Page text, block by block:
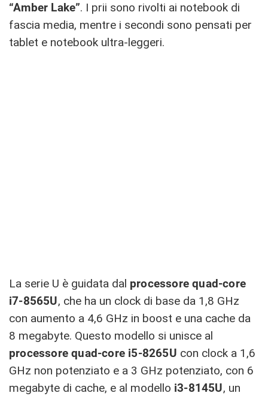
“Amber Lake”. I prii sono rivolti ai notebook di
fascia media, mentre i secondi sono pensati per
tablet e notebook ultra-leggeri.
La serie U è guidata dal processore quad-core
i7-8565U, che ha un clock di base da 1,8 GHz
con aumento a 4,6 GHz in boost e una cache da
8 megabyte. Questo modello si unisce al
processore quad-core i5-8265U con clock a 1,6
GHz non potenziato e a 3 GHz potenziato, con 6
megabyte di cache, e al modello i3-8145U, un